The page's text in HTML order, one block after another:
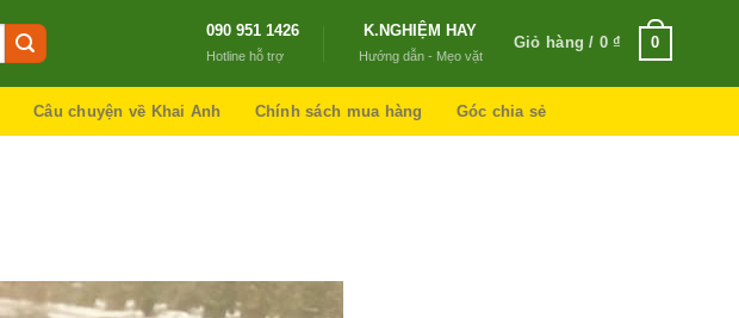
090 951 1426
Hotline hỗ trợ
K.NGHIỆM HAY
Hướng dẫn - Mẹo vặt
Giỏ hàng / 0₫ 0
Câu chuyện về Khai Anh Chính sách mua hàng Góc chia sẻ